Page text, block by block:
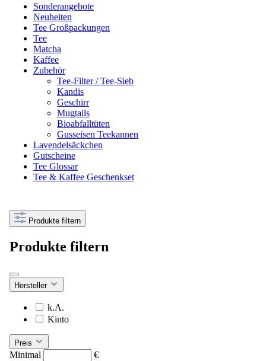
Sonderangebote
Neuheiten
Tee Großpackungen
Tee
Matcha
Kaffee
Zubehör
Tee-Filter / Tee-Sieb
Kandis
Geschirr
Mugtails
Bioabfalltüten
Gusseisen Teekannen
Lavendelsäckchen
Gutscheine
Tee Glossar
Tee & Kaffee Geschenkset
Produkte filtern
Produkte filtern
Hersteller
k.A.
Kinto
Preis
Minimal
€